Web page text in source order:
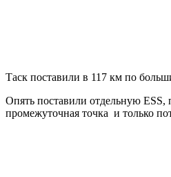
Таск поставили в 117 км по
Опять поставили отдельную ESS,
промежуточная точка и только